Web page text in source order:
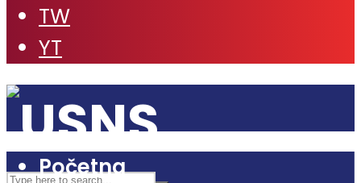
TW
YT
Početna